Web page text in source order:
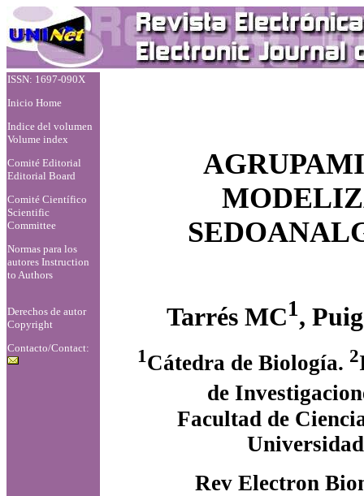
ISSN: 1697-090X
Inicio Home
Indice del volumen
Volume index
Comité Editorial
Editorial Board
Comité Científico
Scientific
Committee
Normas para los
autores Instruction
to Authors
Derechos de autor
Copyright
Contacto/Contact:
Tarrés MC1,
1Cátedra de Biología. 2
de
Facultad de
Rev Electron